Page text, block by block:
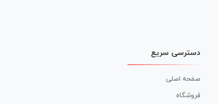
دسترسی سریع
صفحه اصلی
فروشگاه